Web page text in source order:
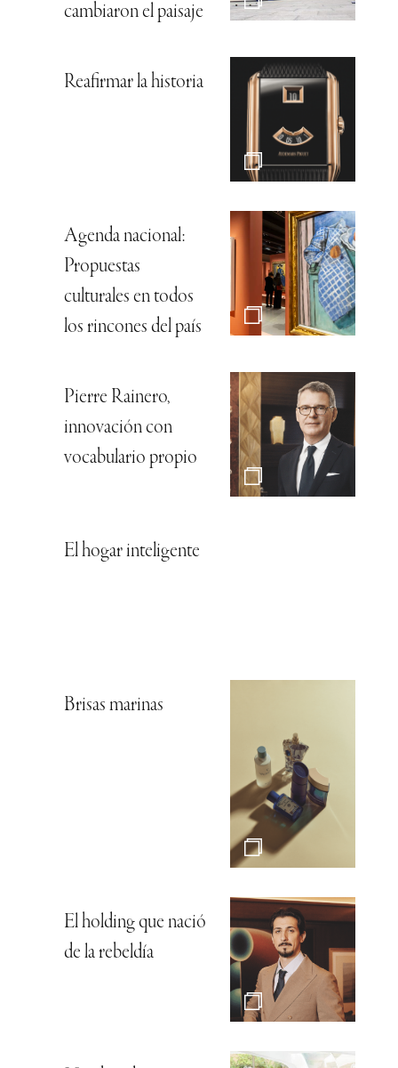
cambiaron el paisaje
Reafirmar la historia
Agenda nacional:
Propuestas
culturales en todos
los rincones del país
Pierre Rainero,
innovación con
vocabulario propio
El hogar inteligente
Brisas marinas
El holding que nació
de la rebeldía